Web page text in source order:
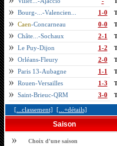
Bourg-...-Valencien... 1-0
Caen-Concarneau 0-0
Châte...-Sochaux 2-1
Le Puy-Dijon 1-2
Orléans-Fleury 2-0
Paris 13-Aubagne 1-1
Rouen-Versailles 1-3
Saint-Brieuc-QRM 3-0
[...classement] [...+détails]
Saison
Choix d'une saison